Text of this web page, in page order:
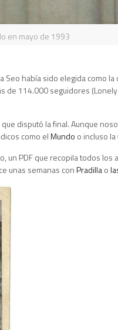
en mayo de 1993
había sido elegida como
114.000 seguidores
disputó la final. Aunque
como elMundo o incluso la
PDF que recopila todos los
unas semanas conPradillao